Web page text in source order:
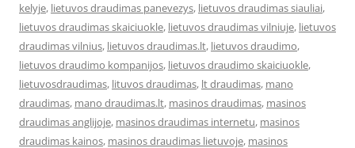
kelyje, lietuvos draudimas panevezys, lietuvos draudimas siauliai,
lietuvos draudimas skaiciuokle, lietuvos draudimas vilniuje, lietuvos
draudimas vilnius, lietuvos draudimas.lt, lietuvos draudimo,
lietuvos draudimo kompanijos, lietuvos draudimo skaiciuokle,
lietuvosdraudimas, lituvos draudimas, lt draudimas, mano
draudimas, mano draudimas.lt, masinos draudimas, masinos
draudimas anglijoje, masinos draudimas internetu, masinos
draudimas kainos, masinos draudimas lietuvoje, masinos